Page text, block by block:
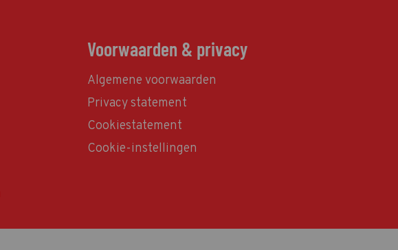
Voorwaarden & privacy
Algemene voorwaarden
Privacy statement
Cookiestatement
Cookie-instellingen